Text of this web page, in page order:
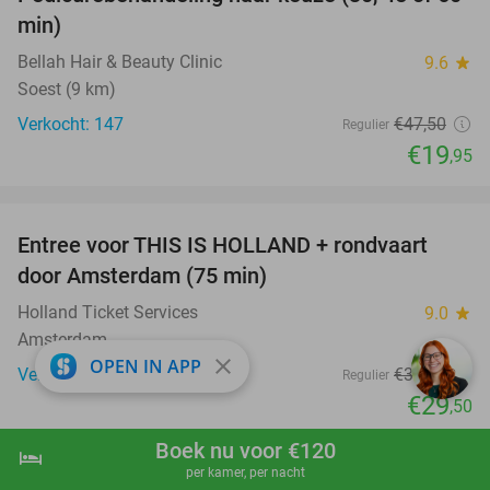
shopping_cart Boek nu
hotel Boek nu voor €120
per kamer, per nacht
min)
Bellah Hair & Beauty Clinic 9.6 star
Soest (9 km)
Verkocht: 147
Regulier €47,50
€19,95
14%
Entree voor THIS IS HOLLAND + rondvaart
door Amsterdam (75 min)
Holland Ticket Services 9.0 star
Amsterdam
Verkocht: 312
Regulier €34,50
€29,50
OPEN IN APP close